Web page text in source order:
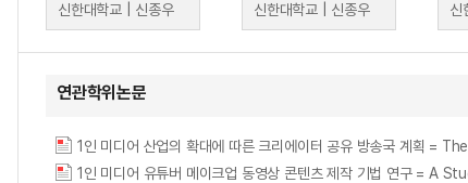
신한대학교 | 신종우
신한대학교 | 신종우
신
연관학위논문
1인 미디어 산업의 확대에 따른 크리에이터 공유 방송국 계
1인 미디어 유튜버 메이크업 동영상 콘텐츠 제작 기법 연구